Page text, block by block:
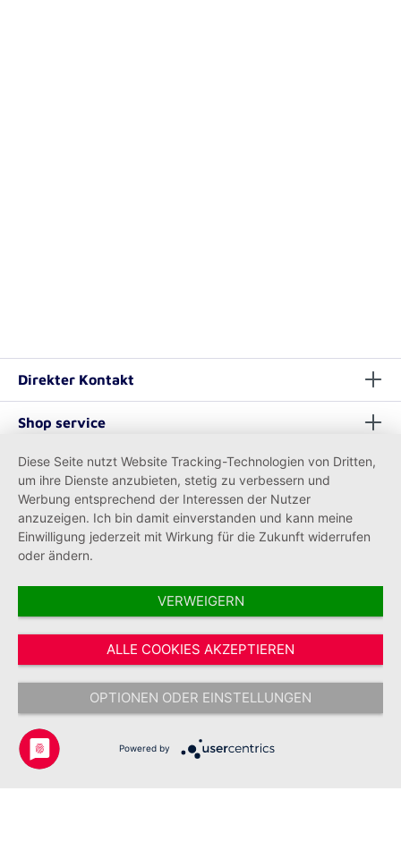
Direkter Kontakt
Shop service
Informationen
Vertrag widerrufen
* Alle Preise inkl. gesetzl. Mehrwertsteuer zzgl.Versandkostenund ggf.
Nachnahmegebühren, wenn nicht anders angegeben.
Copyright © 2026 Johanniter-Unfall-Hilfe e.V. - Alle Rechte
vorbehalten.
Diese Seite nutzt Website Tracking-Technologien von Dritten,
um ihre Dienste anzubieten, stetig zu verbessern und
Werbung entsprechend der Interessen der Nutzer
anzuzeigen. Ich bin damit einverstanden und kann meine
Einwilligung jederzeit mit Wirkung für die Zukunft widerrufen
oder ändern.
VERWEIGERN
ALLE COOKIES AKZEPTIEREN
OPTIONEN ODER EINSTELLUNGEN
Powered by